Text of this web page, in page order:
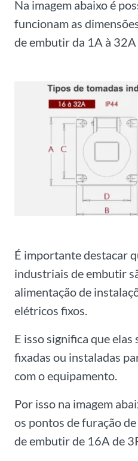
Na imagem abaixo é
funcionam as
de embutir da 1A à
É importante destacar
industriais de embutir
alimentação de
elétricos fixos.
E isso significa que elas
fixadas ou instaladas
com o equipamento.
Por isso na imagem
os pontos de furação
de embutir de 16A de